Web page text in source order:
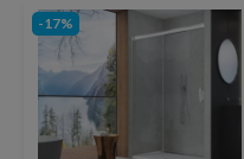
-17%